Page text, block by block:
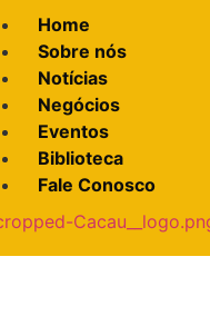
Home
Sobre nós
Notícias
Negócios
Eventos
Biblioteca
Fale Conosco